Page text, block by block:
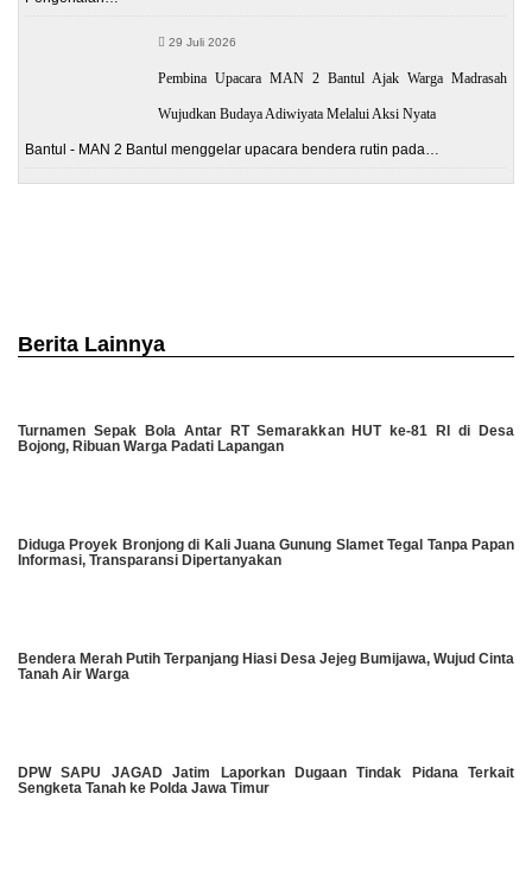
29 Juli 2026
Pembina Upacara MAN 2 Bantul Ajak Warga Madrasah
Wujudkan Budaya Adiwiyata Melalui Aksi Nyata
Bantul - MAN 2 Bantul menggelar upacara bendera rutin pada…
Berita Lainnya
Turnamen Sepak Bola Antar RT Semarakkan HUT ke-81 RI di Desa
Bojong, Ribuan Warga Padati Lapangan
Diduga Proyek Bronjong di Kali Juana Gunung Slamet Tegal Tanpa Papan
Informasi, Transparansi Dipertanyakan
Bendera Merah Putih Terpanjang Hiasi Desa Jejeg Bumijawa, Wujud Cinta
Tanah Air Warga
DPW SAPU JAGAD Jatim Laporkan Dugaan Tindak Pidana Terkait
Sengketa Tanah ke Polda Jawa Timur